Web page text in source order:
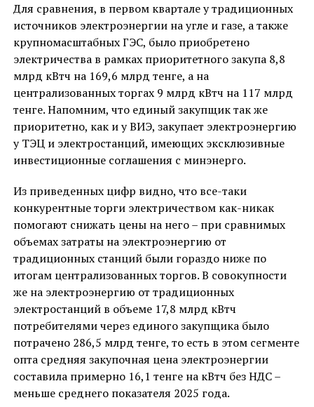
Для сравнения, в первом квартале у традиционных
источников электроэнергии на угле и газе, а также
крупномасштабных ГЭС, было приобретено
электричества в рамках приоритетного закупа 8,8
млрд кВтч на 169,6 млрд тенге, а на
централизованных торгах 9 млрд кВтч на 117 млрд
тенге. Напомним, что единый закупщик так же
приоритетно, как и у ВИЭ, закупает электроэнергию
у ТЭЦ и электростанций, имеющих эксклюзивные
инвестиционные соглашения с минэнерго.
Из приведенных цифр видно, что все-таки
конкурентные торги электричеством как-никак
помогают снижать цены на него – при сравнимых
объемах затраты на электроэнергию от
традиционных станций были гораздо ниже по
итогам централизованных торгов. В совокупности
же на электроэнергию от традиционных
электростанций в объеме 17,8 млрд кВтч
потребителями через единого закупщика было
потрачено 286,5 млрд тенге, то есть в этом сегменте
опта средняя закупочная цена электроэнергии
составила примерно 16,1 тенге на кВтч без НДС –
меньше среднего показателя 2025 года.